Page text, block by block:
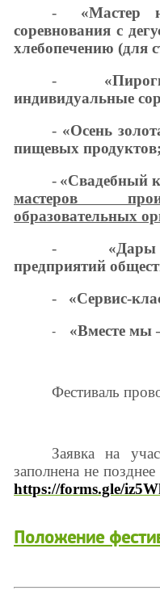
-
«Мастер
соревнования с
хлебопечению (для
-
индивидуальные
- «Осень
пищевых
- «Свадебный
мастеров
образовательных
-
предприятий
-
«Сервис-
- «Вместе мы
Фестиваль
Заявка на
заполнена не позднее
https://forms.gle/
Положение